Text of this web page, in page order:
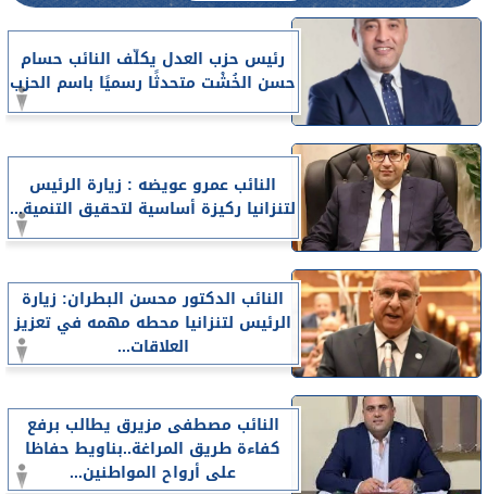
رئيس حزب العدل يكلّف النائب حسام
حسن الخُشْت متحدثًا رسميًا باسم الحزب
النائب عمرو عويضه : زيارة الرئيس
لتنزانيا ركيزة أساسية لتحقيق التنمية...
النائب الدكتور محسن البطران: زيارة
الرئيس لتنزانيا محطه مهمه في تعزيز
العلاقات...
النائب مصطفى مزيرق يطالب برفع
كفاءة طريق المراغة..بناويط حفاظا
على أرواح المواطنين...